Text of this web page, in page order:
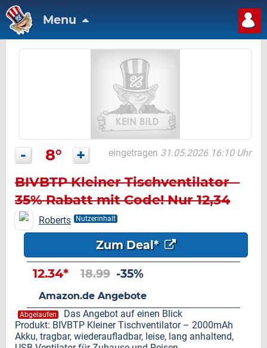
Menu
- 8° + eingetragen 31.05.2026 16:10 Uhr
BIVBTP Kleiner Tischventilator –
35% Rabatt mit Code! Nur 12,34
EuroRoberts Nutzerinhalt
Zum Deal*
12.34* 18.99 -35%
Amazon.de Angebote
Abgelaufen
Das Angebot auf einen Blick
Produkt: BIVBTP Kleiner Tischventilator – 2000mAh
Akku, tragbar, wiederaufladbar, leise, lang anhaltend,